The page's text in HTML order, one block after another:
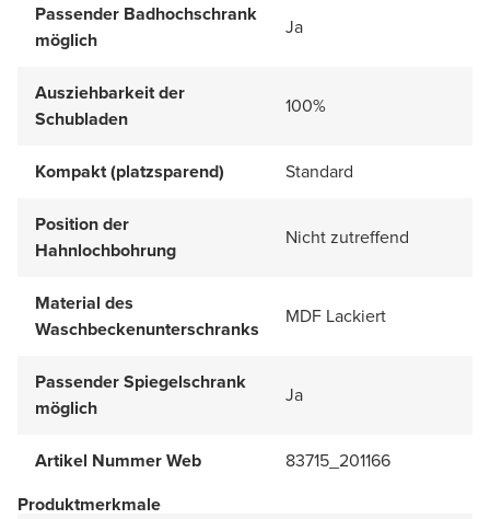
Passender Badhochschrank
möglich
Ja
Ausziehbarkeit der
Schubladen
100%
Kompakt (platzsparend) Standard
Position der
Hahnlochbohrung
Nicht zutreffend
Material des
Waschbeckenunterschranks
MDF Lackiert
Passender Spiegelschrank
möglich
Ja
Artikel Nummer Web
83715_201166
Produktmerkmale